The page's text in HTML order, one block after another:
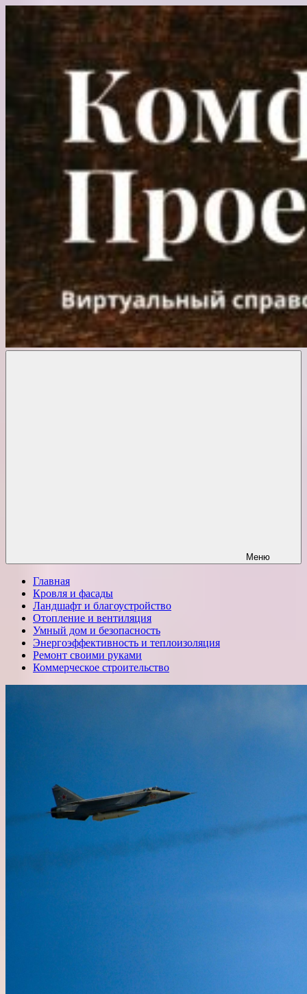
Перейти
содержимому
Меню
Главная
Кровля и фасады
Ландшафт и благоустройство
Отопление и вентиляция
Умный дом и безопасность
Энергоэффективность и теплоизоляция
Ремонт своими руками
Коммерческое строительство